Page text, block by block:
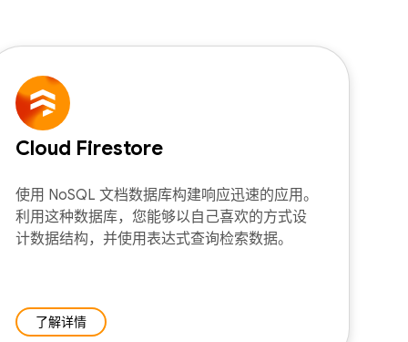
Cloud Firestore
使用 NoSQL 文档数据库构建响应迅速的应用。
利用这种数据库，您能够以自己喜欢的方式设
计数据结构，并使用表达式查询检索数据。
了解详情